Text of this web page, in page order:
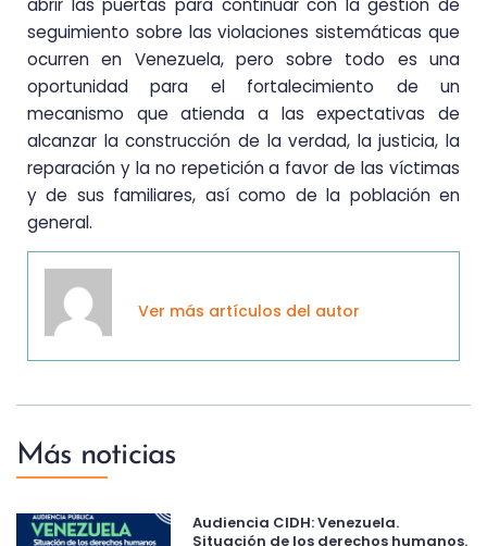
seguimiento sobre las violaciones sistemáticas que
ocurren en Venezuela, pero sobre todo es una
oportunidad para el fortalecimiento de un
mecanismo que atienda a las expectativas de
alcanzar la construcción de la verdad, la justicia, la
reparación y la no repetición a favor de las víctimas
y de sus familiares, así como de la población en
general.
Ver más artículos del autor
Más noticias
Audiencia CIDH: Venezuela.
Situación de los derechos humanos.